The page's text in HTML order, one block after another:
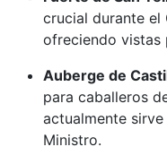
crucial durante el
ofreciendo vistas
Auberge de
para caballeros
actualmente
Ministro.